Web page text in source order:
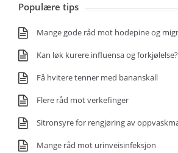
Populære tips
Mange gode råd mot hodepine og
Kan løk kurere influensa og forkjølelse?
Få hvitere tenner med bananskall
Flere råd mot verkefinger
Sitronsyre for rengjøring av
Mange råd mot urinveisinfeksjon